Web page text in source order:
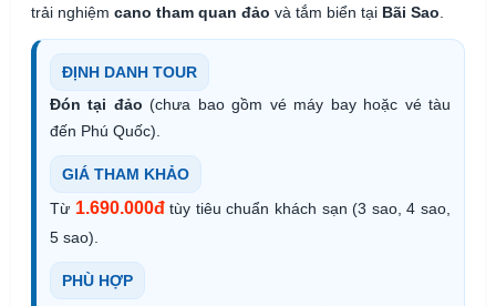
trải nghiệm cano tham quan đảo và tắm biển tại Bãi Sao
ĐỊNH DANH TOUR
Đón tại đảo (chưa bao gồm vé máy bay hoặc vé tàu
đến Phú Quốc).
GIÁ THAM KHẢO
Từ 1.690.000đtùy tiêu chuẩn khách sạn (3 sao, 4 sao,
5 sao).
PHÙ HỢP